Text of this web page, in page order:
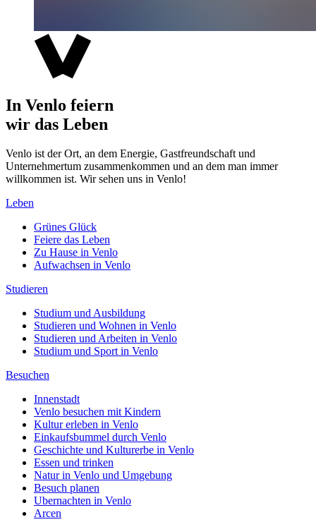
In Venlo feiern
wir das Leben
Venlo ist der Ort, an dem Energie, Gastfreundschaft und
Unternehmertum zusammenkommen und an dem man immer
willkommen ist. Wir sehen uns in Venlo!
Leben
Grünes Glück
Feiere das Leben
Zu Hause in Venlo
Aufwachsen in Venlo
Studieren
Studium und Ausbildung
Studieren und Wohnen in Venlo
Studieren und Arbeiten in Venlo
Studium und Sport in Venlo
Besuchen
Innenstadt
Venlo besuchen mit Kindern
Kultur erleben in Venlo
Einkaufsbummel durch Venlo
Geschichte und Kulturerbe in Venlo
Essen und trinken
Natur in Venlo und Umgebung
Besuch planen
Ubernachten in Venlo
Arcen